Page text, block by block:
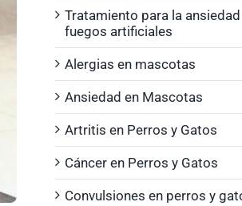
Tratamiento para la
fuegos artificiales
Alergias en mascotas
Ansiedad en Mascotas
Artritis en Perros y Gatos
Cáncer en Perros y Gatos
Convulsiones en perros y